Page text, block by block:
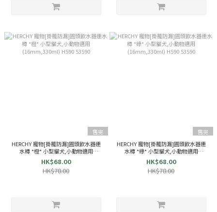
售完
HERCHY 寵物[掛籠防漏]圓頭飲水器連
水樽 *橙* 小型貓犬,小動物適用
HK$68.00
HK$78.00
售完
HERCHY 寵物[掛籠防漏]圓頭飲水器連
水樽 *綠* 小型貓犬,小動物適用
HK$68.00
HK$78.00